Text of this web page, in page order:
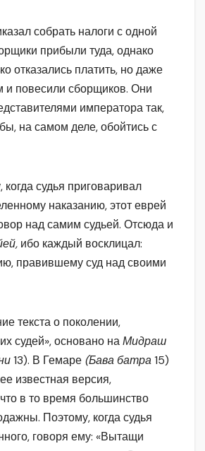
собрать налоги с одной
прибыли туда, однако
отказались платить, но даже
и повесили сборщиков. Они
императора так,
на самом деле, обойтись с
судья приговаривал
наказанию, этот еврей
над самим судьей. Отсюда и
ибо каждый восклицал:
правившему суд над своими
текста о поколении,
судей», основано наМидраш
13). В Гемаре (Бава батра15)
известная версия,
в то время большинство
Поэтому, когда судья
говоря ему: «Вытащи